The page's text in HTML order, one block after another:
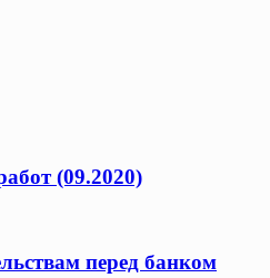
(09.2020)
перед банком